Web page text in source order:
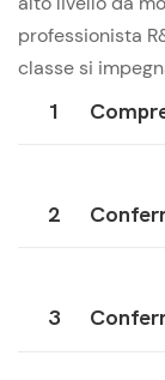
professionista
classe si
1
2
3